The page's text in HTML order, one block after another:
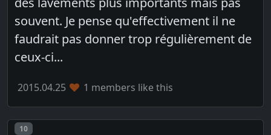
souvent. Je pense qu'effectivement il ne
faudrait pas donner trop régulièrement de
ceux-ci...
2015.04.25 1 members like this
Post number
10